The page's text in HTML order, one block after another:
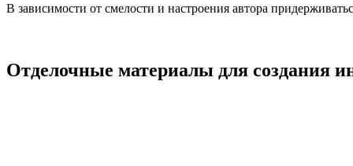
В зависимости от смелости и настроения автора
Отделочные материалы для создания